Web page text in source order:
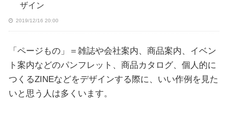
ザイン
2019/12/16 20:00
「ページもの」＝雑誌や会社案内、商品案内、イベン
ト案内などのパンフレット、商品カタログ、個人的に
つくるZINEなどをデザインする際に、いい作例を見た
いと思う人は多くいます。